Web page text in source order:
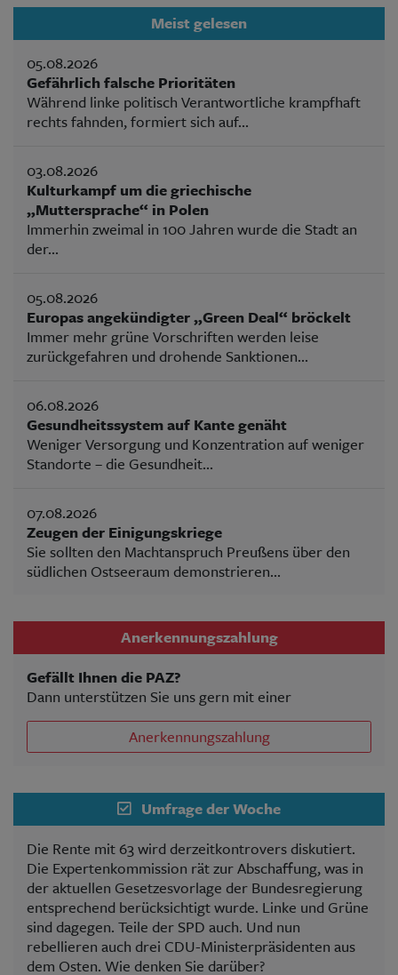
Meist gelesen
05.08.2026
Gefährlich falsche Prioritäten
Während linke politisch Verantwortliche krampfhaft
rechts fahnden, formiert sich auf...
03.08.2026
Kulturkampf um die griechische
„Muttersprache“ in Polen
Immerhin zweimal in 100 Jahren wurde die Stadt an
der...
05.08.2026
Europas angekündigter „Green Deal“ bröckelt
Immer mehr grüne Vorschriften werden leise
zurückgefahren und drohende Sanktionen...
06.08.2026
Gesundheitssystem auf Kante genäht
Weniger Versorgung und Konzentration auf weniger
Standorte – die Gesundheit...
07.08.2026
Zeugen der Einigungskriege
Sie sollten den Machtanspruch Preußens über den
südlichen Ostseeraum demonstrieren...
Anerkennungszahlung
Gefällt Ihnen die PAZ?
Dann unterstützen Sie uns gern mit einer
Anerkennungszahlung
Umfrage der Woche
Die Rente mit 63 wird derzeitkontrovers diskutiert.
Die Expertenkommission rät zur Abschaffung, was in
der aktuellen Gesetzesvorlage der Bundesregierung
entsprechend berücksichtigt wurde. Linke und Grüne
sind dagegen. Teile der SPD auch. Und nun
rebellieren auch drei CDU-Ministerpräsidenten aus
dem Osten. Wie denken Sie darüber?